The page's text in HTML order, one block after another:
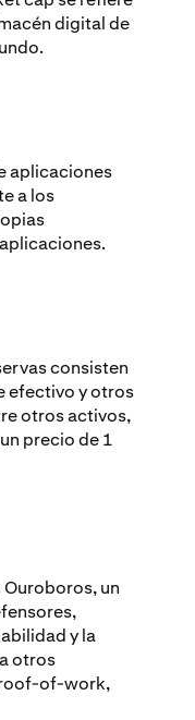
digital de
aplicaciones
a los
consisten
efectivo y otros
otros activos,
precio de 1
un
y la
otros
of-work,